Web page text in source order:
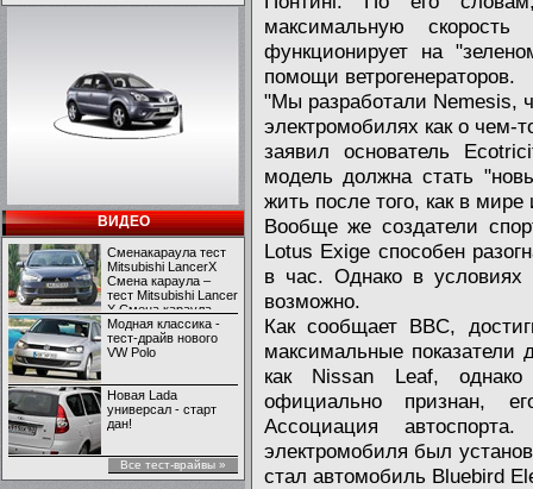
ВИДЕО
Сменакараула тест
Mitsubishi LancerX
Смена караула –
тест Mitsubishi Lancer
X Смена караула –
тест Mitsubishi Lancer
X
Модная классика -
тест-драйв нового
VW Polo
Новая Lada
универсал - старт
дан!
Все тест-врайвы »
максимальную
функционирует на
помощи ветрогенераторов.
"Мы разработали Nemesis,
электромобилях как о чем-
заявил основатель
модель должна стать
жить после того, как в
Вообще же создатели
Lotus Exige способен
в час. Однако в условиях
возможно.
Как сообщает BBC,
максимальные показатели
как Nissan Leaf,
официально признан,
Ассоциация
электромобиля был
стал автомобиль Bluebird